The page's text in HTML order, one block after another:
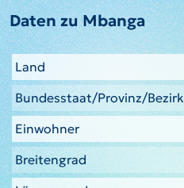
Daten zu Mbanga
Land
Bundesstaat/Provinz/Bezirk
Einwohner
Breitengrad